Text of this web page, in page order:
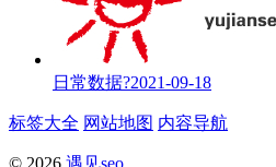
日常数据?2021-09-18
标签大全 网站地图 内容导航
© 2026 遇见seo